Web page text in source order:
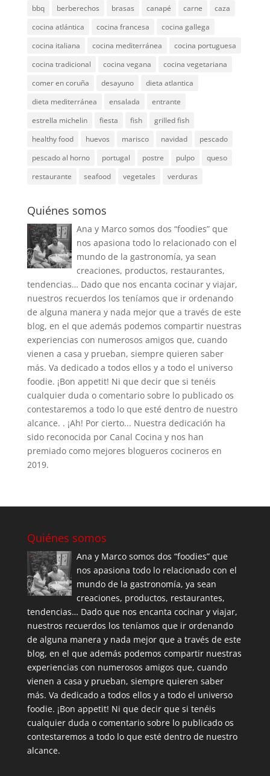
bbq
berberechos brasas canapé carne
caza
cocina atlántica
cocina francesa
cocina gallega
cocina italiana
cocina mediterránea
cocina portuguesa
cocina tradicional
cocina vegana
cocina vegetariana
comer en coruña
desayuno
dieta atlantica
dieta mediterránea
ensalada
entrante
estrella michelin
fiesta fish
grilled fish
healthy food
huevos marisco navidad
pescado
pescado al horno
portugal postre pulpo
queso
restaurante
seafood vegetales verduras
Quiénes somos
Ana y Marco somos dos “foodies” que
nos apasiona todo lo relacionado con el
mundo de la gastronomía, ya sean
creaciones, productos, restaurantes,
tendencias… Dado que nos encanta cocinar y viajar,
nuestros recuerdos los teníamos que ir ordenando
de alguna manera y nada mejor que a través de este
blog, en el que además podemos compartir nuestras
experiencias con numerosos amigos que, cuando
vienen a casa y prueban, siempre quieren saber
más. Va dedicado a todos ellos y a todo el universo
foodie. ¡Bon appetit! Ni que decir que si tenéis
cualquier duda o comentario sobre lo publicado os
contestaremos a todo lo que esté dentro de nuestro
alcance. . ¡Ah! Por cierto... Nuestra dedicación ha
sido reconocida por Canal Cocina y nos han
premiado como mejores blogueros cocineros en
2019.
Quiénes somos
Ana y Marco somos dos “foodies” que
nos apasiona todo lo relacionado con el
mundo de la gastronomía, ya sean
creaciones, productos, restaurantes,
tendencias… Dado que nos encanta cocinar y viajar,
nuestros recuerdos los teníamos que ir ordenando
de alguna manera y nada mejor que a través de este
blog, en el que además podemos compartir nuestras
experiencias con numerosos amigos que, cuando
vienen a casa y prueban, siempre quieren saber
más. Va dedicado a todos ellos y a todo el universo
foodie. ¡Bon appetit! Ni que decir que si tenéis
cualquier duda o comentario sobre lo publicado os
contestaremos a todo lo que esté dentro de nuestro
alcance.